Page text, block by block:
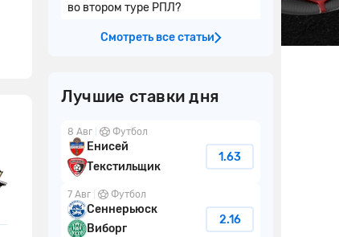
во втором туре РПЛ?
Смотреть все статьи
Лучшие ставки дня
8 Авг Футбол
Енисей
Текстильщик
1.63
7 Авг Футбол
Сеннерьюск
Виборг
2.16